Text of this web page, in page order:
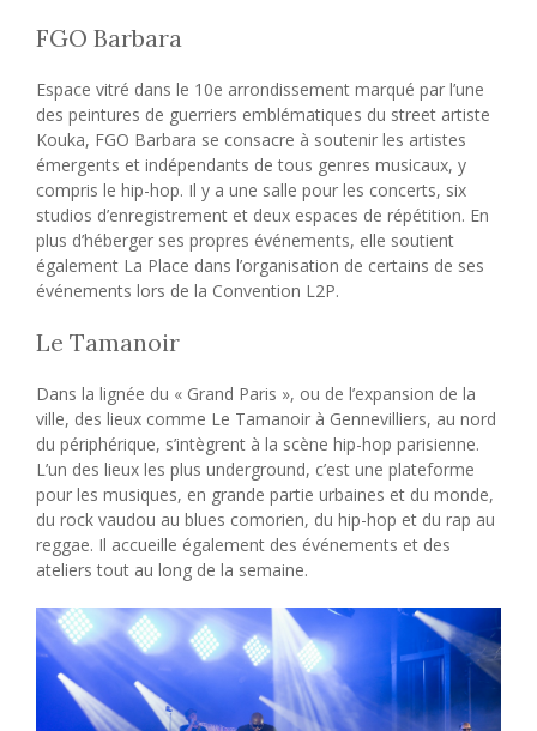
FGO Barbara
Espace vitré dans le 10e arrondissement marqué par l’une
des peintures de guerriers emblématiques du street artiste
Kouka, FGO Barbara se consacre à soutenir les artistes
émergents et indépendants de tous genres musicaux, y
compris le hip-hop. Il y a une salle pour les concerts, six
studios d’enregistrement et deux espaces de répétition. En
plus d’héberger ses propres événements, elle soutient
également La Place dans l’organisation de certains de ses
événements lors de la Convention L2P.
Le Tamanoir
Dans la lignée du « Grand Paris », ou de l’expansion de la
ville, des lieux comme Le Tamanoir à Gennevilliers, au nord
du périphérique, s’intègrent à la scène hip-hop parisienne.
L’un des lieux les plus underground, c’est une plateforme
pour les musiques, en grande partie urbaines et du monde,
du rock vaudou au blues comorien, du hip-hop et du rap au
reggae. Il accueille également des événements et des
ateliers tout au long de la semaine.